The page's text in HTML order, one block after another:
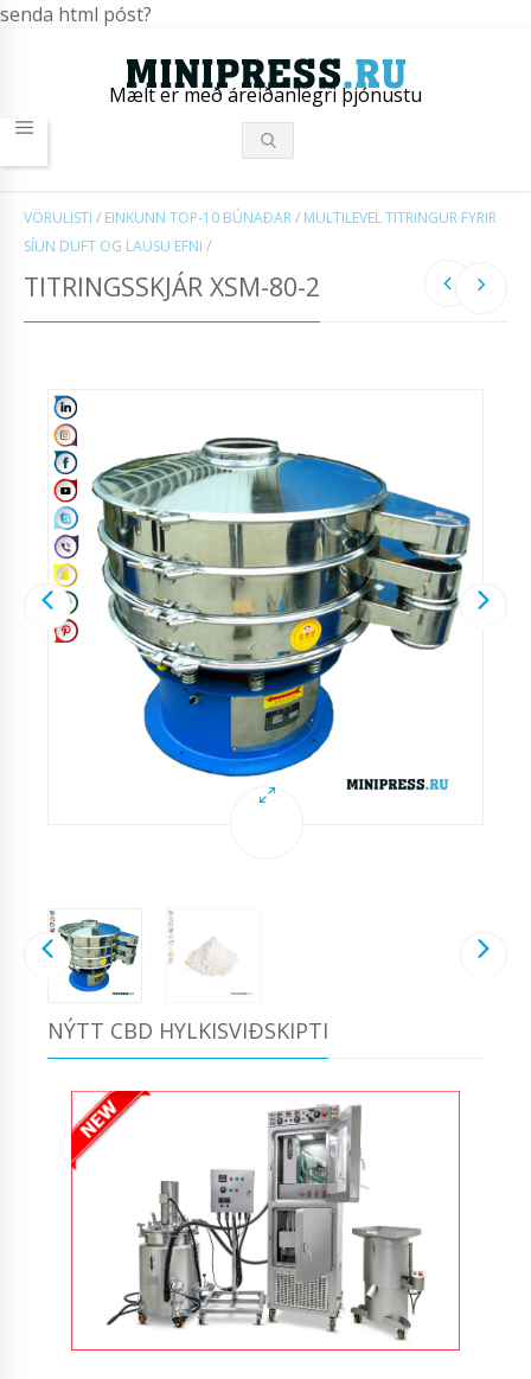
senda html póst?
Mælt er með áreiðanlegri þjónustu
VÖRULISTI / EINKUNN TOP-10 BÚNAÐAR/ MULTILEVEL TITRINGUR FYRIR
SÍUN DUFT OG LAUSU EFNI /
TITRINGSSKJÁR XSM-80-2
NÝTT CBD HYLKISVIÐSKIPTI